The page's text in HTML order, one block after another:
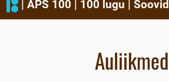
| APS 100 | 100 lugu | Soovid
Auliikmed